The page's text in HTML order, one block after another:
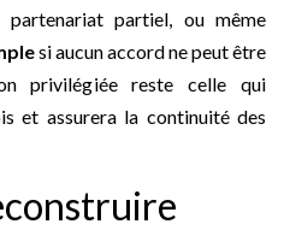
partiel, ou même
si aucun accord ne peut être
privilégiée reste celle qui
et assurera la continuité des